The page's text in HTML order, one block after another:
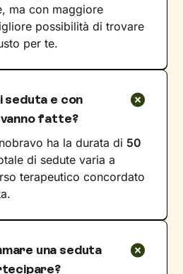
ma con maggiore
possibilità di trovare
per te.
seduta e con
fatte?
ha la durata di 50
di sedute varia a
terapeutico concordato
una seduta